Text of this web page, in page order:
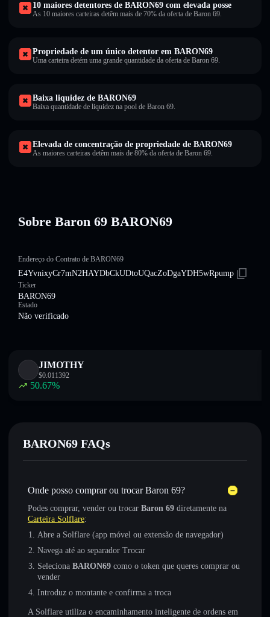
10 maiores detentores de BARON69 com elevada posse
As 10 maiores carteiras detêm mais de 70% da oferta de Baron 69.
Propriedade de um único detentor em BARON69
Uma carteira detém uma grande quantidade da oferta de Baron 69.
Baixa liquidez de BARON69
Baixa quantidade de liquidez na pool de Baron 69.
Elevada de concentração de propriedade de BARON69
As maiores carteiras detêm mais de 80% da oferta de Baron 69.
Sobre Baron 69 BARON69
Endereço do Contrato de BARON69
E4YvnixyCr7mN2HAYDbCkUDtoUQacZoDgaYDH5wRpump
Ticker
BARON69
Estado
Não verificado
JIMOTHY
$0.011392
50.67%
BARON69 FAQs
Onde posso comprar ou trocar Baron 69?
Podes comprar, vender ou trocar Baron 69 diretamente na
Carteira Solflare:
Abre a Solflare (app móvel ou extensão de navegador)
Navega até ao separador Trocar
Seleciona BARON69 como o token que queres comprar ou
vender
Introduz o montante e confirma a troca
A Solflare utiliza o encaminhamento inteligente de ordens em